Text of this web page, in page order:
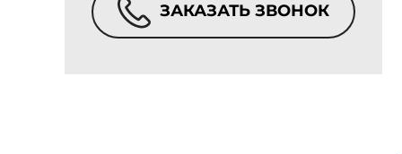
ЗАКАЗАТЬ ЗВОНОК